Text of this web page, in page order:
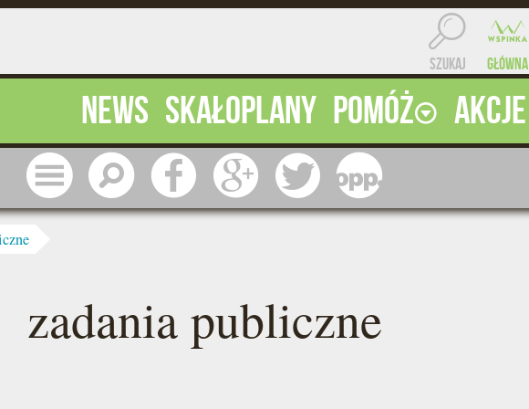
Szukaj Główna
News Skałoplany Pomóż Akcje
Menu Szukaj Facebook Google Twitter
zadania publiczne